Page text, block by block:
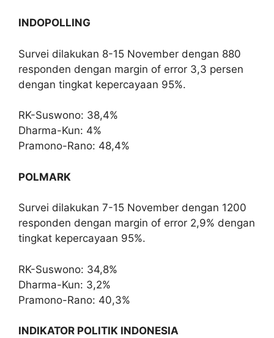
INDOPOLLING
Survei dilakukan 8-15 November dengan 880
responden dengan margin of error 3,3 persen
dengan tingkat kepercayaan 95%.
RK-Suswono: 38,4%
Dharma-Kun: 4%
Pramono-Rano: 48,4%
POLMARK
Survei dilakukan 7-15 November dengan 1200
responden dengan margin of error 2,9% dengan
tingkat kepercayaan 95%.
RK-Suswono: 34,8%
Dharma-Kun: 3,2%
Pramono-Rano: 40,3%
INDIKATOR POLITIK INDONESIA